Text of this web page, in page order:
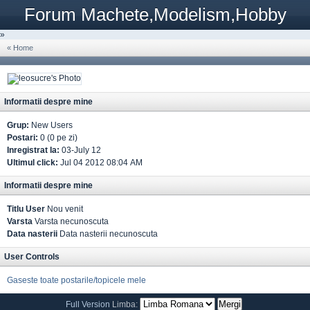
Forum Machete,Modelism,Hobby
»
« Home
Informatii despre mine
Grup: New Users
Postari: 0 (0 pe zi)
Inregistrat la: 03-July 12
Ultimul click: Jul 04 2012 08:04 AM
Informatii despre mine
Titlu User Nou venit
Varsta Varsta necunoscuta
Data nasterii Data nasterii necunoscuta
User Controls
Gaseste toate postarile/topicele mele
Full Version Limba: